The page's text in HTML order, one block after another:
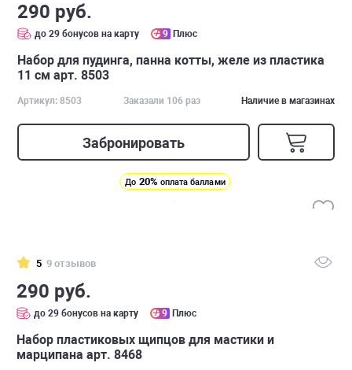
290 руб.
до 29 бонусов на карту 9 Плюс
Набор для пудинга, панна котты, желе из пластика
11 см арт. 8503
Артикул: 8503 Заказали 106 раз Наличие в магазинах
Забронировать
До 20% оплата баллами
5 9 отзывов
290 руб.
до 29 бонусов на карту 9 Плюс
Набор пластиковых щипцов для мастики и
марципана арт. 8468